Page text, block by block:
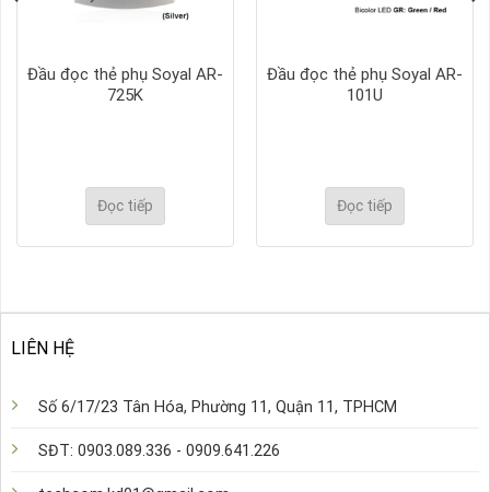
Đầu đọc thẻ phụ Soyal AR-
725K
Đọc tiếp
Đầu đọc thẻ phụ Soyal AR-
101U
Đọc tiếp
LIÊN HỆ
Số 6/17/23 Tân Hóa, Phường 11, Quận 11, TPHCM
SĐT: 0903.089.336 - 0909.641.226